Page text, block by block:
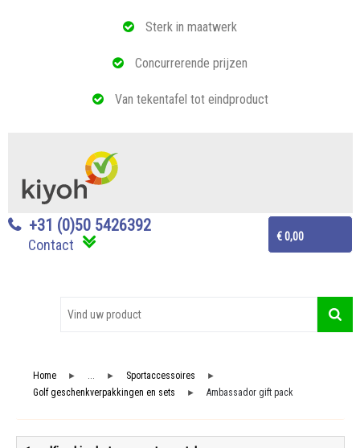
Sterk in maatwerk
Concurrerende prijzen
Van tekentafel tot eindproduct
€ 0,00
+31 (0)50 5426392
Contact
Home ► ... ► Sportaccessoires ►
Golf geschenkverpakkingen en sets ► Ambassador gift pack